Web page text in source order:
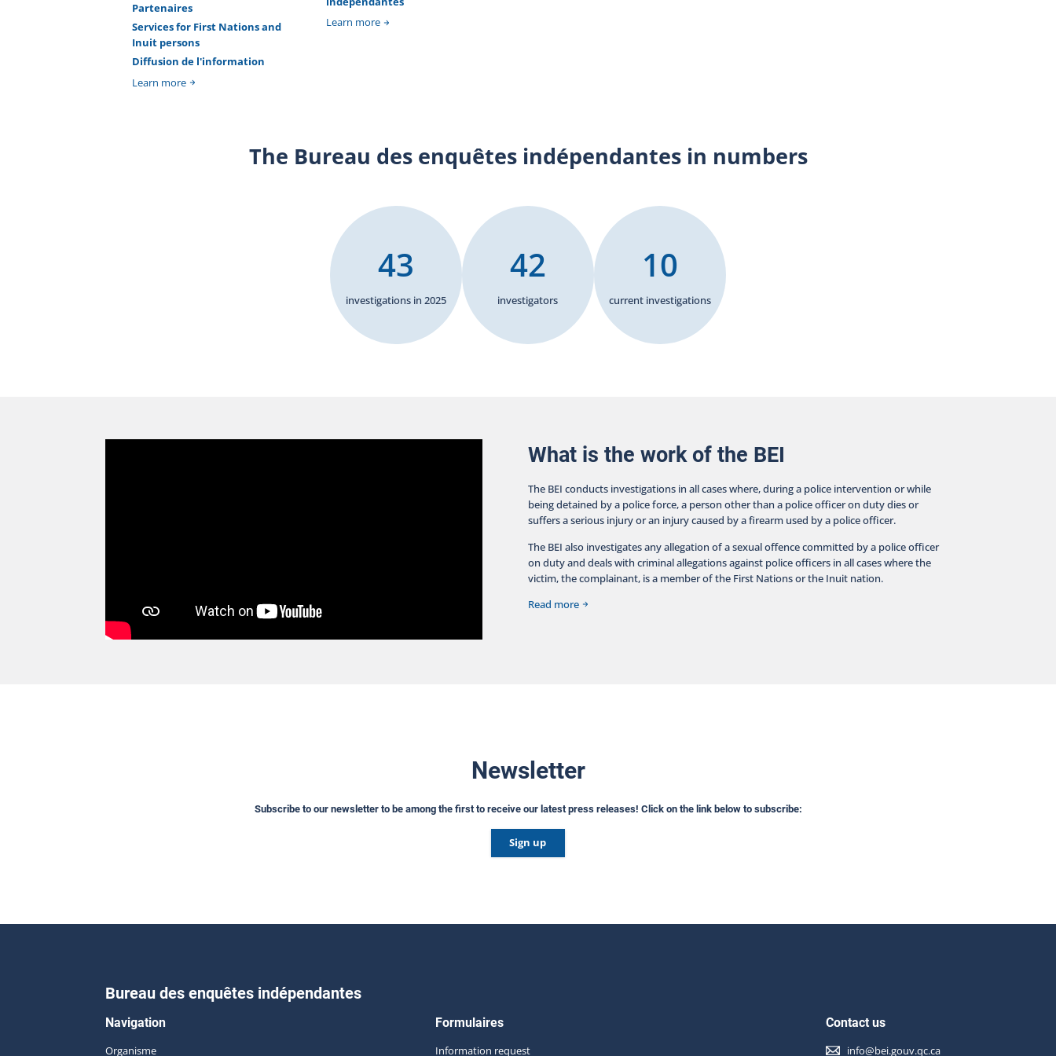
following standard procedure, will be published once
Partenaires
Services for First Nations and
Inuit persons
Diffusion de l'information
Learn more
Learn more
The Bureau des enquêtes indépendantes in numbers
investigations in 2025
43
investigators
42
current investigations
10
What is the work of the BEI
The BEI conducts investigations in all cases where, during a police intervention or while
being detained by a police force, a person other than a police officer on duty dies or
suffers a serious injury or an injury caused by a firearm used by a police officer.
The BEI also investigates any allegation of a sexual offence committed by a police officer
on duty and deals with criminal allegations against police officers in all cases where the
victim, the complainant, is a member of the First Nations or the Inuit nation.
Read more
Newsletter
Subscribe to our newsletter to be among the first to receive our latest press releases! Click on the link below to subscribe:
Sign up
Bureau des enquêtes indépendantes
Navigation
Organisme
Formulaires
Information request
Contact us
info@bei.gouv.qc.ca